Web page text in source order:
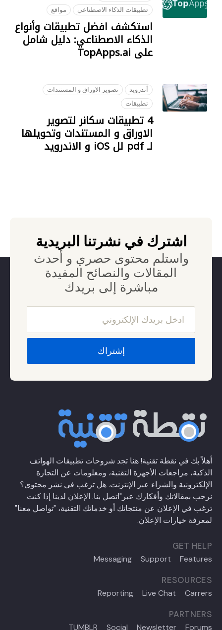
تطبيقات الذكاء الاصطناعي
مواقع
استكشف افضل تطبيقات وأنواع
الذكاء الاصطناعي: دليل شامل
على TopApps.ai
أندرويد
تصوير الاوراق و المستندات
تطبيقات
4 تطبيقات سكانر لتصوير
الاوراق و المستندات وتحويلها
لـ pdf لل iOS و الاندرويد
اشترك في نشرتنا البريدية
واستلم محتوى حصري و أحدث
المقالات والنصائح المفيدة
مباشرة إلى بريدك
أهلاً بك في نقطة تقنية! هنا تجد شروحات تطبيقات الهواتف
الذكية، مراجعات الأجهزة التقنية، ومعلومات عن التجارة
الإلكترونية والشراء عبر الإنترنت. هل ترغب في نشر محتوى؟
نرحب بمقالاتك وأفكارك عبر "اتصل بنا. الإعلان لدينا إذا كنت
ترغب في الإعلان عن منتجاتك أو خدماتك التقنية، "تواصل معنا"
لمعرفة خيارات الإعلان.
GET HELP
Features
Support
Messaging
RESOURCES
Carrers
Live Chat
Reporting
PARTNERS
Forums
Newsletter
Social
TUMBLR